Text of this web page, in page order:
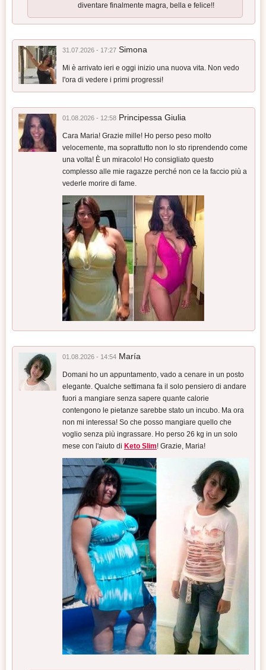
diventare finalmente magra, bella e felice!!
31.07.2026 - 17:27 Simona
Mi è arrivato ieri e oggi inizio una nuova vita. Non vedo
l'ora di vedere i primi progressi!
01.08.2026 - 12:58 Principessa Giulia
Cara Maria! Grazie mille! Ho perso peso molto
velocemente, ma soprattutto non lo sto riprendendo come
una volta! È un miracolo! Ho consigliato questo
complesso alle mie ragazze perché non ce la faccio più a
vederle morire di fame.
01.08.2026 - 14:54 María
Domani ho un appuntamento, vado a cenare in un posto
elegante. Qualche settimana fa il solo pensiero di andare
fuori a mangiare senza sapere quante calorie
contengono le pietanze sarebbe stato un incubo. Ma ora
non mi interessa! So che posso mangiare quello che
voglio senza più ingrassare. Ho perso 26 kg in un solo
mese con l'aiuto di Keto Slim! Grazie, Maria!